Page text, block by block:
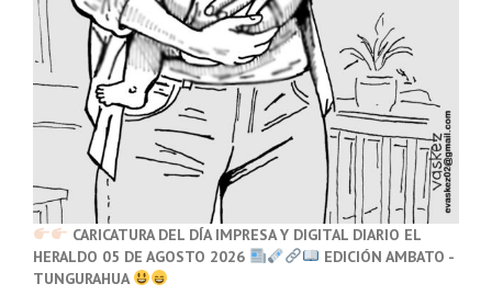
CARICATURA DEL DÍA IMPRESA Y DIGITAL DIARIO EL
HERALDO 05 DE AGOSTO 2026
EDICIÓN AMBATO -
TUNGURAHUA